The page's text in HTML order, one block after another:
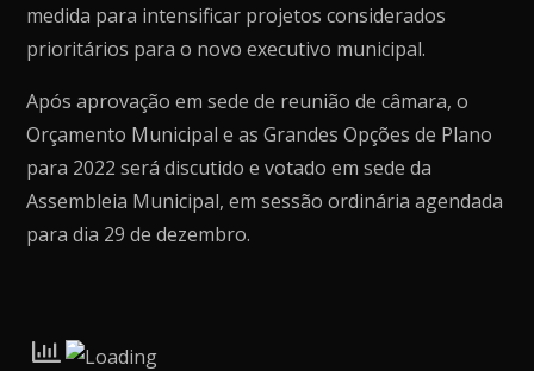
medida para intensificar projetos considerados
prioritários para o novo executivo municipal.
Após aprovação em sede de reunião de câmara, o
Orçamento Municipal e as Grandes Opções de Plano
para 2022 será discutido e votado em sede da
Assembleia Municipal, em sessão ordinária agendada
para dia 29 de dezembro.